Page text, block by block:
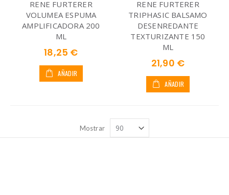
RENE FURTERER
VOLUMEA ESPUMA
AMPLIFICADORA 200
ML
18,25 €
AÑADIR
RENE FURTERER
TRIPHASIC BALSAMO
DESENREDANTE
TEXTURIZANTE 150
ML
21,90 €
AÑADIR
Mostrar